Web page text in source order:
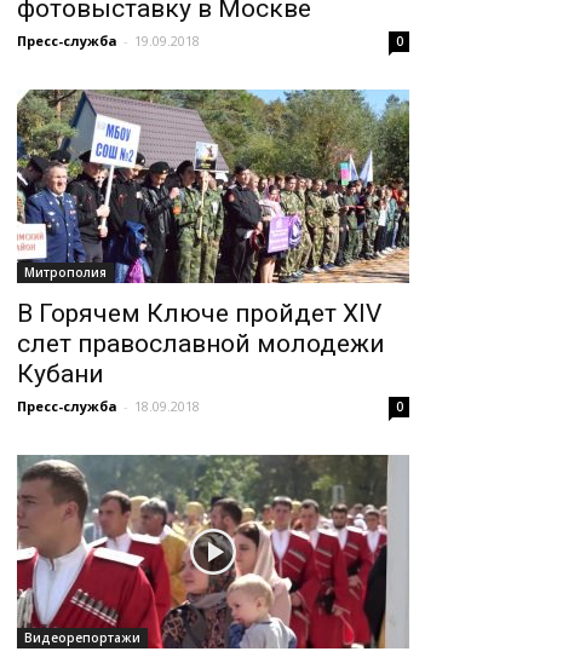
фотовыставку в Москве
Пресс-служба - 19.09.2018 0
Митрополия
В Горячем Ключе пройдет XIV
слет православной молодежи
Кубани
Пресс-служба - 18.09.2018 0
Видеорепортажи